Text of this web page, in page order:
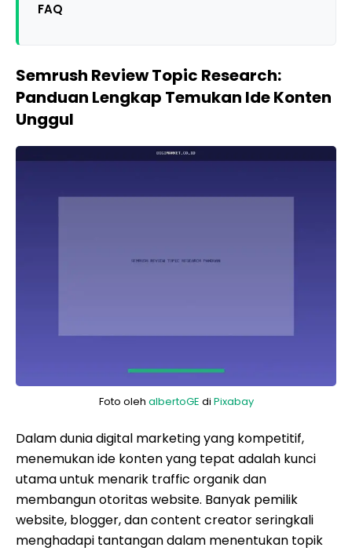
FAQ
Semrush Review Topic Research:
Panduan Lengkap Temukan Ide Konten
Unggul
Foto oleh albertoGE di Pixabay
Dalam dunia digital marketing yang kompetitif,
menemukan ide konten yang tepat adalah kunci
utama untuk menarik traffic organik dan
membangun otoritas website. Banyak pemilik
website, blogger, dan content creator seringkali
menghadapi tantangan dalam menentukan topik